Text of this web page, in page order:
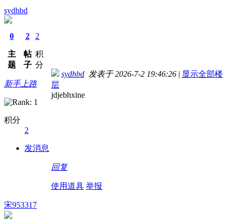
sydhbd
0
主
题
2
帖
子
2
积
分
新手上路
积分
2
发消息
sydhbd 发表于 2026-7-2 19:46:26 | 显示全部楼
层
jdjebhxine
回复
使用道具 举报
宋953317